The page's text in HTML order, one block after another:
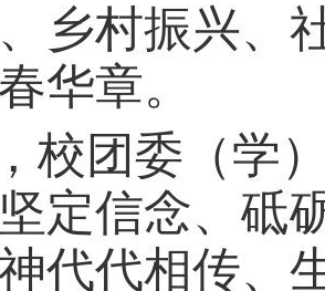
乡村振兴、
华章。
校团委（学
定信念、砥
代代相传、